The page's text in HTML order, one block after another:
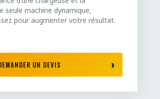
seule machine dynamique,
pour augmenter votre résultat.
UN DEVIS